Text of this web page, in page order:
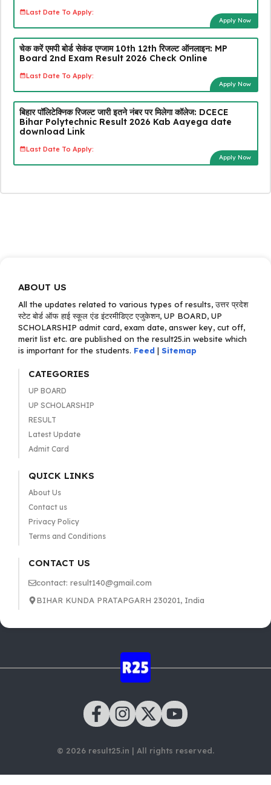
Last Date To Apply:
Apply Now
चेक करें एमपी बोर्ड सेकंड एग्जाम 10th 12th रिजल्ट ऑनलाइन: MP
Board 2nd Exam Result 2026 Check Online
Last Date To Apply:
Apply Now
बिहार पॉलिटेक्निक रिजल्ट जारी इतने नंबर पर मिलेगा कॉलेज: DCECE
Bihar Polytechnic Result 2026 Kab Aayega date
download Link
Last Date To Apply:
Apply Now
ABOUT US
All the updates related to various types of results, उत्तर प्रदेश
स्टेट बोर्ड ऑफ हाई स्कूल एंड इंटरमीडिएट एजुकेशन, UP BOARD, UP
SCHOLARSHIP admit card, exam date, answer key, cut off,
merit list etc. are published on the result25.in website which
is important for the students. Feed | Sitemap
CATEGORIES
UP BOARD
UP SCHOLARSHIP
RESULT
Latest Update
Admit Card
QUICK LINKS
About Us
Contact us
Privacy Policy
Terms and Conditions
CONTACT US
contact: result140@gmail.com
BIHAR KUNDA PRATAPGARH 230201, India
© 2026 result25.in | All rights reserved.